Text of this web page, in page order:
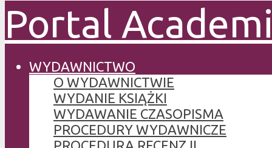
Portal
WYDAWNICTWO
O WYDAWNICTWIE
WYDANIE KSIĄŻKI
WYDAWANIE CZASOPISMA
PROCEDURY WYDAWNICZE